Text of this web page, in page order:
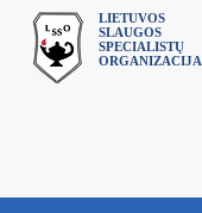
LIETUVOS
SLAUGOS
SPECIALISTŲ
ORGANIZACIJA